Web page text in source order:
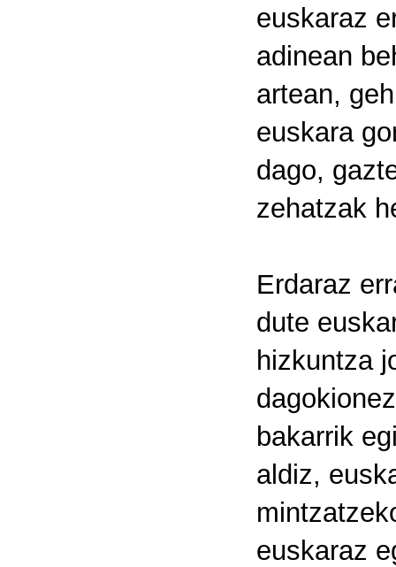
euskaraz
adinean
artean,
euskara
dago,
zehatzak
Erdaraz
dute
hizkuntza
bakarrik
aldiz,
euskaraz